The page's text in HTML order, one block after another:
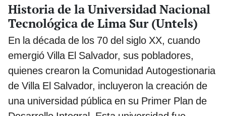
Historia de la Universidad Nacional
Tecnológica de Lima Sur (Untels)
En la década de los 70 del siglo XX, cuando
emergió Villa El Salvador, sus pobladores,
quienes crearon la Comunidad Autogestionaria
de Villa El Salvador, incluyeron la creación de
una universidad pública en su Primer Plan de